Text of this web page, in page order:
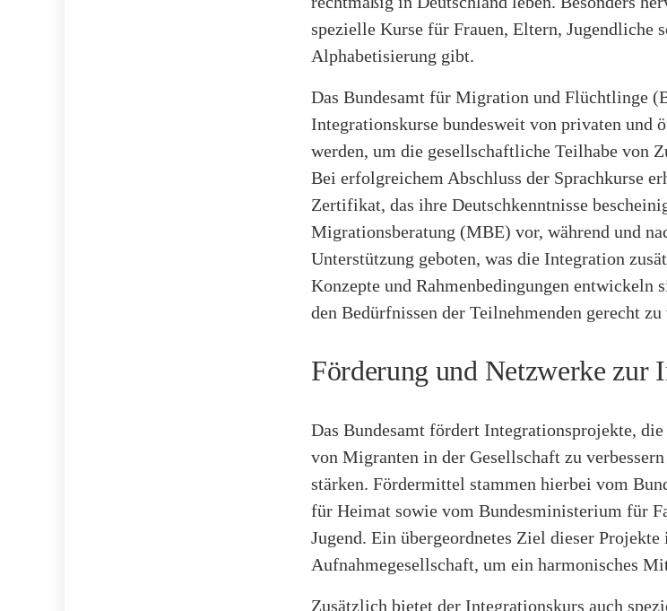
spezielle Kurse für Frauen, Eltern, Jugendliche
Alphabetisierung gibt.
Das Bundesamt für Migration und Flüchtlinge
Integrationskurse bundesweit von privaten und
werden, um die gesellschaftliche Teilhabe von
Bei erfolgreichem Abschluss der Sprachkurse
Zertifikat, das ihre Deutschkenntnisse
Migrationsberatung (MBE) vor, während und
Unterstützung geboten, was die Integration
Konzepte und Rahmenbedingungen entwickeln
den Bedürfnissen der Teilnehmenden gerecht zu
Förderung und Netzwerke zur
Das Bundesamt fördert Integrationsprojekte,
von Migranten in der Gesellschaft zu
stärken. Fördermittel stammen hierbei vom
für Heimat sowie vom Bundesministerium für
Jugend. Ein übergeordnetes Ziel dieser
Aufnahmegesellschaft, um ein harmonisches
Zusätzlich bietet der Integrationskurs auch